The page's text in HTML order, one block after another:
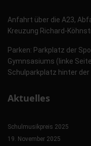
Anfahrt über die A23,
Kreuzung Richard-
Parken: Parkplatz der
Gymnsasiums (linke
Schulparkplatz hinter der
Aktuelles
Schulmusikpreis 2025
19. November 2025